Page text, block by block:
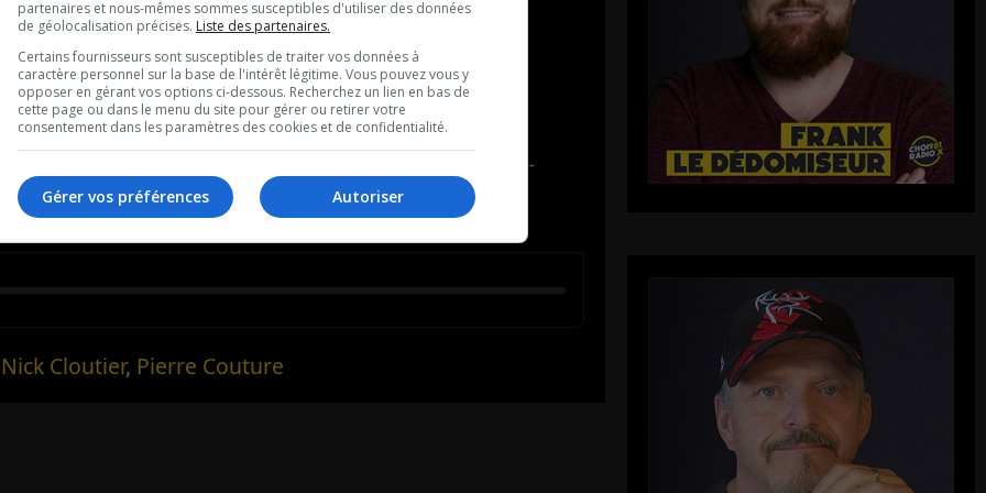
la fraude en salle ou en Vidéo sur demande
venez-voir-ma-conference-sur-la-prevention-de-la-
Nick Cloutier, Pierre Couture
partenaires et nous-mêmes sommes susceptibles d'utiliser des données
de géolocalisation précises. Liste des partenaires.
Certains fournisseurs sont susceptibles de traiter vos données à
caractère personnel sur la base de l'intérêt légitime. Vous pouvez vous y
opposer en gérant vos options ci-dessous. Recherchez un lien en bas de
cette page ou dans le menu du site pour gérer ou retirer votre
consentement dans les paramètres des cookies et de confidentialité.
Autoriser
Gérer vos préférences